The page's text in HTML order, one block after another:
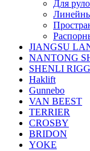
Для
JIANGSU
NANTONG
SHENLI
Haklift
Gunnebo
VAN BEEST
TERRIER
CROSBY
BRIDON
YOKE